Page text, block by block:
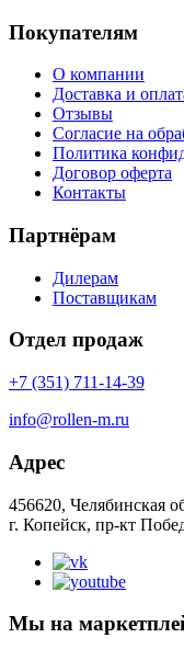
Покупателям
О компании
Доставка и
Отзывы
Согласие на
Политика
Договор оферта
Контакты
Партнёрам
Дилерам
Поставщикам
Отдел продаж
+7 (351) 711-14-39
info@rollen-m.ru
Адрес
456620, Челябинская
г. Копейск, пр-кт
Мы на